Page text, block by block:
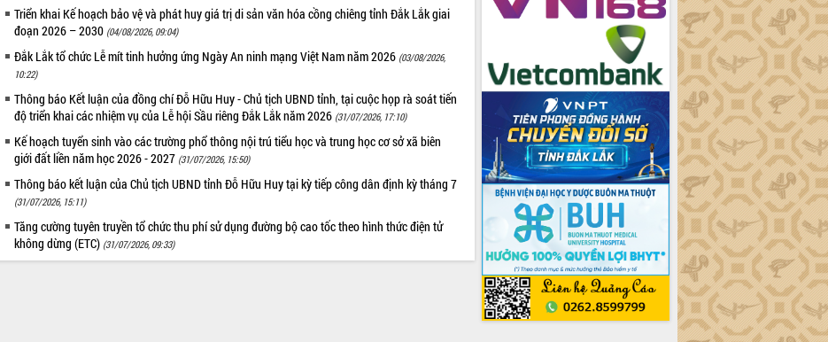
Triển khai Kế hoạch bảo vệ và phát huy giá trị di sản văn hóa cồng chiêng tỉnh Đắk Lắk giai
đoạn 2026 – 2030 (04/08/2026, 09:04)
Đắk Lắk tổ chức Lễ mít tinh hưởng ứng Ngày An ninh mạng Việt Nam năm 2026 (03/08/2026,
10:22)
Thông báo Kết luận của đồng chí Đỗ Hữu Huy - Chủ tịch UBND tỉnh, tại cuộc họp rà soát tiến
độ triển khai các nhiệm vụ của Lễ hội Sầu riêng Đắk Lắk năm 2026 (31/07/2026, 17:10)
Kế hoạch tuyển sinh vào các trường phổ thông nội trú tiểu học và trung học cơ sở xã biên
giới đất liền năm học 2026 - 2027 (31/07/2026, 15:50)
Thông báo kết luận của Chủ tịch UBND tỉnh Đỗ Hữu Huy tại kỳ tiếp công dân định kỳ tháng 7
(31/07/2026, 15:11)
Tăng cường tuyên truyền tổ chức thu phí sử dụng đường bộ cao tốc theo hình thức điện tử
không dừng (ETC) (31/07/2026, 09:33)